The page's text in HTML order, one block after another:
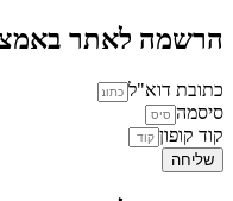
הרשמה לאתר
כתובת דוא"ל
סיסמה
קוד קופון
שליחה